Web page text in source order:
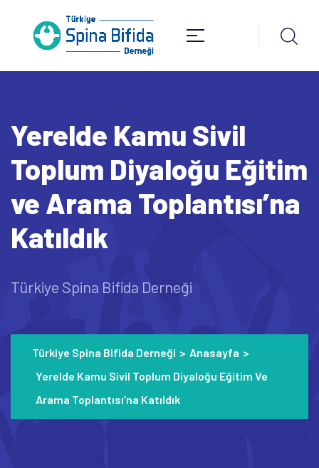
Yerelde Kamu Sivil
Toplum Diyaloğu Eğitim
ve Arama Toplantısı’na
Katıldık
Türkiye Spina Bifida Derneği
Türkiye Spina Bifida Derneği > Anasayfa >
Yerelde Kamu Sivil Toplum Diyaloğu Eğitim Ve
Arama Toplantısı’na Katıldık